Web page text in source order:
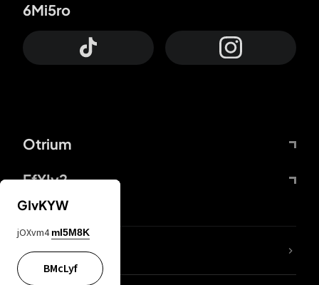
Otrium
FfYIy2
6Mi5ro
KIjvtr
GIvKYW
jOXvm4 mI5M8K
BMcLyf